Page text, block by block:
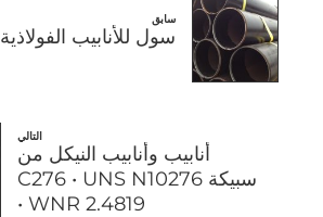
سابق
سول للأنابيب الفولاذية
التالي
أنابيب وأنابيب النيكل من
سبيكة C276 • UNS N10276
• WNR 2.4819